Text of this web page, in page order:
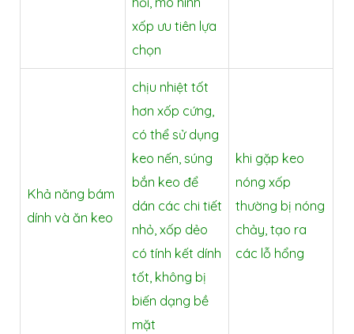
xốp ưu tiên lựa
chọn
Khả năng bám
dính và ăn keo
chịu nhiệt tốt
hơn xốp cứng,
có thể sử dụng
keo nến, súng
bắn keo để
dán các chi tiết
nhỏ, xốp dẻo
có tính kết dính
tốt, không bị
biến dạng bề
mặt
khi gặp keo
nóng xốp
thường bị nóng
chảy, tạo ra
các lỗ hổng